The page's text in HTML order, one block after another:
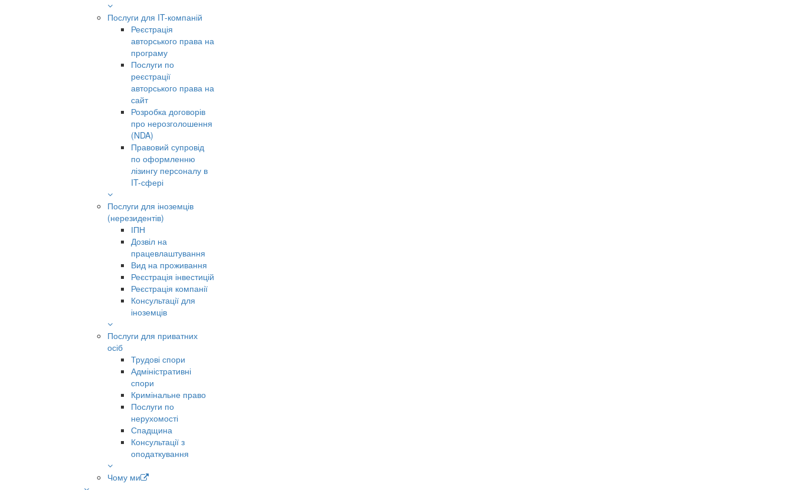
Послуги для IT-компаній
Реєстрація
авторського права на
програму
Послуги по
реєстрації
авторського права на
сайт
Розробка договорів
про нерозголошення
(NDA)
Правовий супровід
по оформленню
лізингу персоналу в
IT-сфері
Послуги для іноземців
(нерезидентів)
ІПН
Дозвіл на
працевлаштування
Вид на проживання
Реєстрація інвестицій
Реєстрація компанії
Консультації для
іноземців
Послуги для приватних
осіб
Трудові спори
Адміністративні
спори
Кримінальне право
Послуги по
нерухомості
Спадщина
Консультації з
оподаткування
Чому ми